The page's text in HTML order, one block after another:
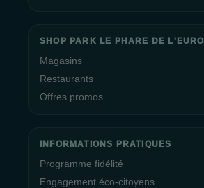
SHOP PARK LE PHARE DE
Magasins
Restaurants
Offres promos
INFORMATIONS PRATIQUES
Programme fidélité
Engagement éco-citoyens